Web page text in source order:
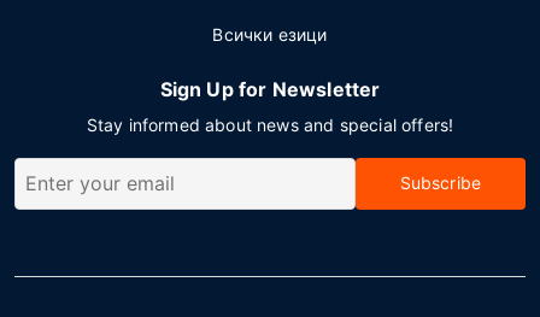
Всички езици
Sign Up for Newsletter
Stay informed about news and special offers!
Subscribe